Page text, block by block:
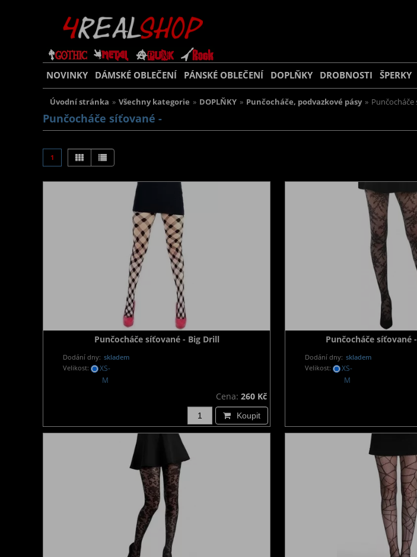
NOVINKY DÁMSKÉ OBLEČENÍ PÁNSKÉ OBLEČENÍ DOPLŇKY DROBNOSTI ŠPERKY
Úvodní stránka » Všechny kategorie » DOPLŇKY » Punčocháče, podvazkové pásy »
Punčocháče síťované -
1
Punčocháče síťované - Big Drill
Dodání dny: skladem
Velikost:
XS-
M
Cena: 260 Kč
Koupit
Punčocháče síťované
Dodání dny: skladem
Velikost:
XS-
M